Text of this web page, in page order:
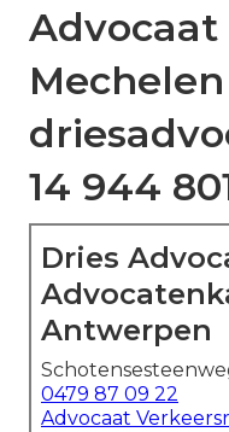
14 944
Dries
Antwerpen
0479 87 09 22
Advocaat